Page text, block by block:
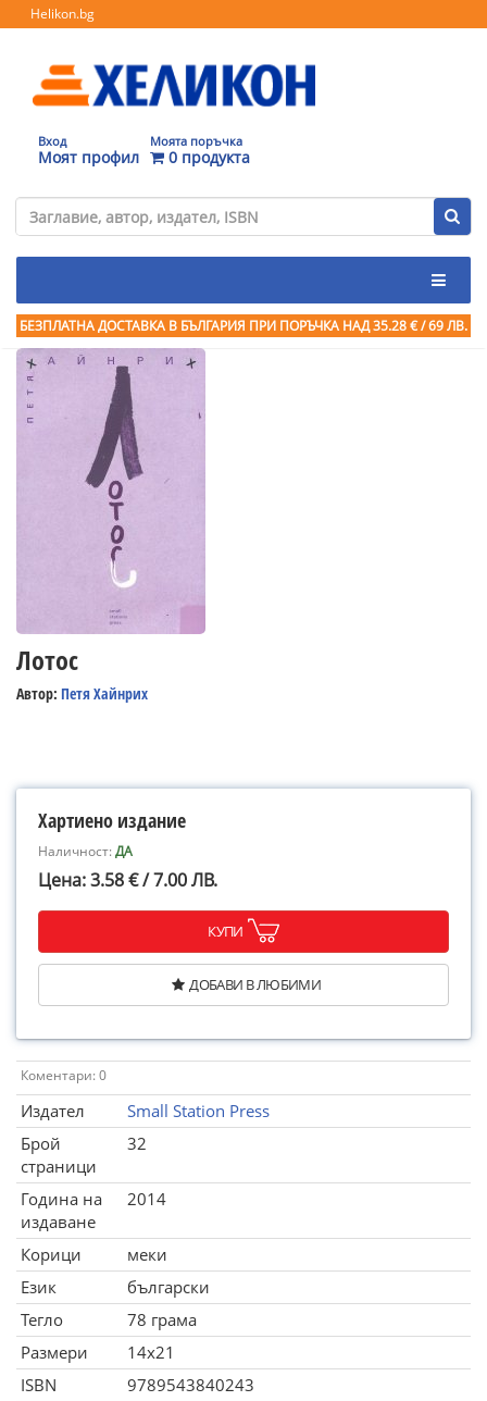
Helikon.bg
Вход
Моят профил
Моята поръчка
0 продукта
БЕЗПЛАТНА ДОСТАВКА В БЪЛГАРИЯ ПРИ ПОРЪЧКА НАД 35.28 € / 69 ЛВ.
Лотос
Автор: Петя Хайнрих
Хартиено издание
Наличност:ДА
Цена: 3.58 € / 7.00 ЛВ.
КУПИ
ДОБАВИ В ЛЮБИМИ
Коментари: 0
Издател
Small Station Press
Брой
страници
32
Година на
издаване
2014
Корици
меки
Език
български
Тегло
78 грама
Размери
14x21
ISBN
9789543840243